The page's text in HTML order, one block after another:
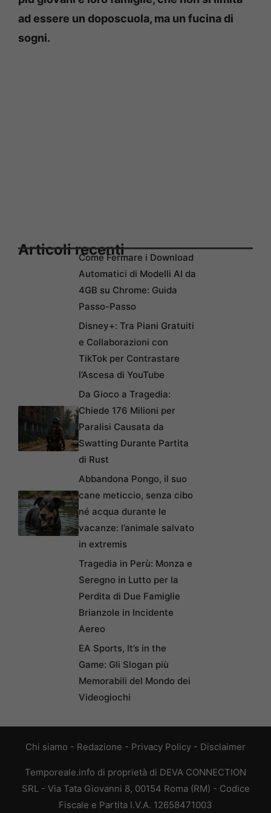
ad essere un doposcuola, ma un fucina di
sogni.
Articoli recentiCome Fermare i Download
Automatici di Modelli AI da
4GB su Chrome: Guida
Passo-Passo
Disney+: Tra Piani Gratuiti
e Collaborazioni con
TikTok per Contrastare
l’Ascesa di YouTube
Da Gioco a Tragedia:
Chiede 176 Milioni per
Paralisi Causata da
Swatting Durante Partita
di Rust
Abbandona Pongo, il suo
cane meticcio, senza cibo
né acqua durante le
vacanze: l’animale salvato
in extremis
Tragedia in Perù: Monza e
Seregno in Lutto per la
Perdita di Due Famiglie
Brianzole in Incidente
Aereo
EA Sports, It’s in the
Game: Gli Slogan più
Memorabili del Mondo dei
Videogiochi
Chi siamo - Redazione - Privacy Policy - Disclaimer
Temporeale.info di proprietà di DEVA CONNECTION
SRL - Via Tata Giovanni 8, 00154 Roma (RM) - Codice
Fiscale e Partita I.V.A. 12658471003